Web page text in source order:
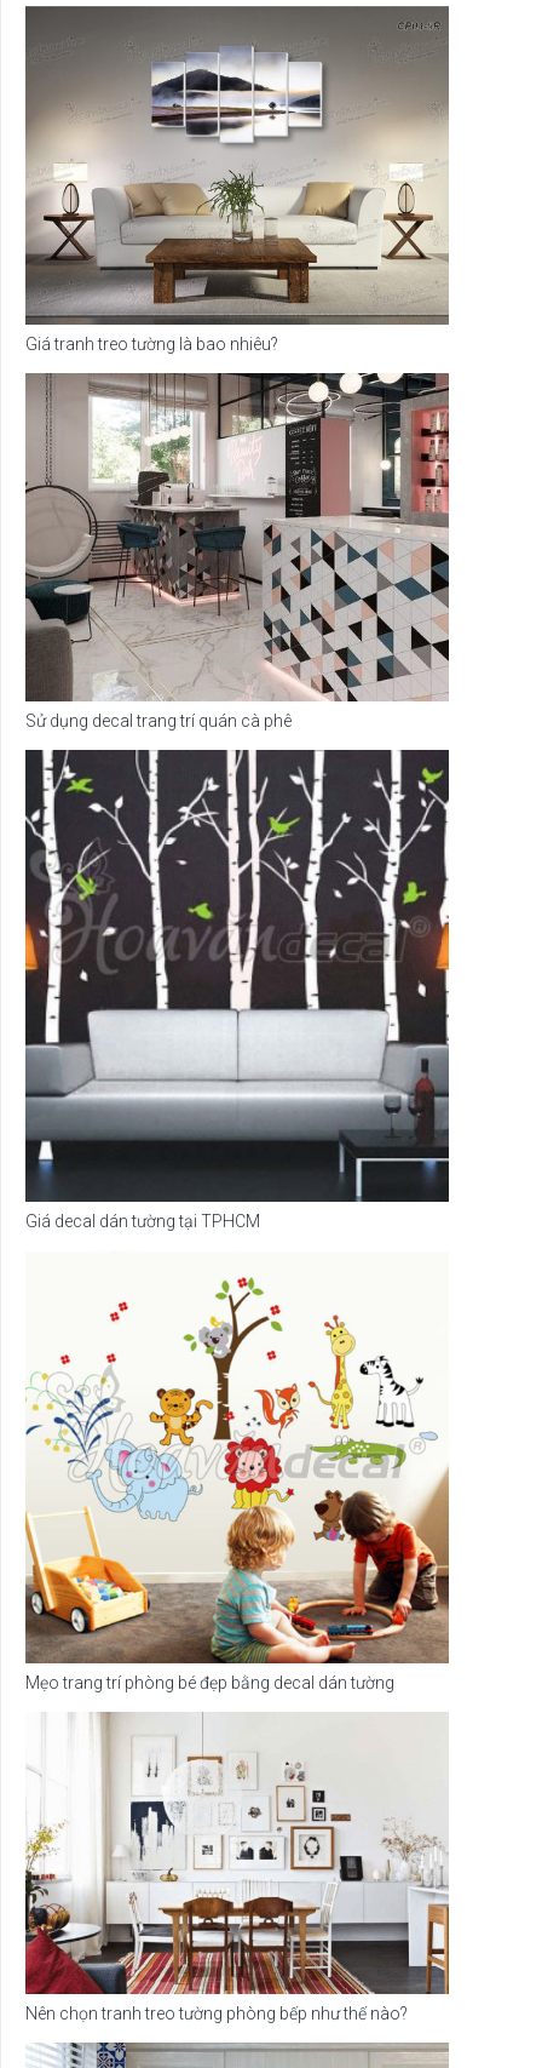
Giá tranh treo tường là bao nhiêu?
Sử dụng decal trang trí quán cà phê
Giá decal dán tường tại TPHCM
Mẹo trang trí phòng bé đẹp bằng decal dán tường
Nên chọn tranh treo tường phòng bếp như thế nào?